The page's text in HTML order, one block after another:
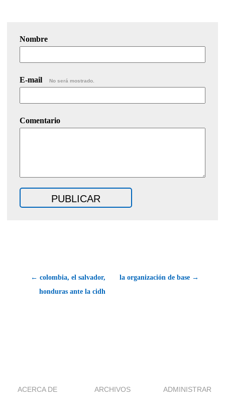
Nombre
E-mail No será mostrado.
Comentario
← colombia, el salvador,
honduras ante la cidh
la organización de base →
ACERCA DE ARCHIVOS ADMINISTRAR